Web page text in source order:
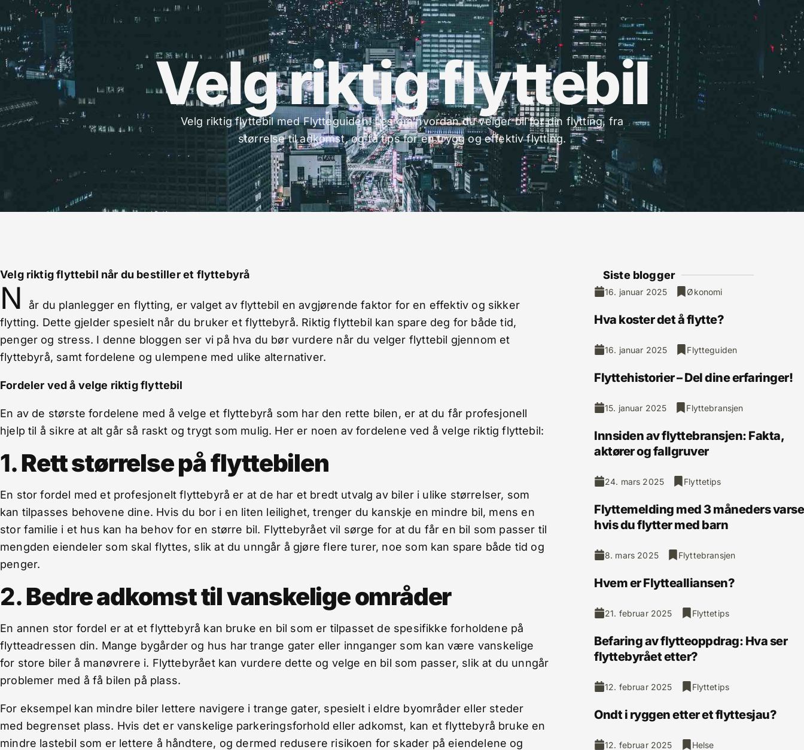
Velg riktig flyttebil
Velg riktig flyttebil med Flytteguiden! Les om hvordan du velger bil for din flytting, fra
størrelse til adkomst, og få tips for en trygg og effektiv flytting.
Velg riktig flyttebil når du bestiller et flyttebyrå
N
år du planlegger en flytting, er valget av flyttebil en avgjørende faktor for en effektiv og sikker
flytting. Dette gjelder spesielt når du bruker et flyttebyrå. Riktig flyttebil kan spare deg for både tid,
penger og stress. I denne bloggen ser vi på hva du bør vurdere når du velger flyttebil gjennom et
flyttebyrå, samt fordelene og ulempene med ulike alternativer.
Fordeler ved å velge riktig flyttebil
En av de største fordelene med å velge et flyttebyrå som har den rette bilen, er at du får profesjonell
hjelp til å sikre at alt går så raskt og trygt som mulig. Her er noen av fordelene ved å velge riktig flyttebil:
1.Rett størrelse på flyttebilen
En stor fordel med et profesjonelt flyttebyrå er at de har et bredt utvalg av biler i ulike størrelser, som
kan tilpasses behovene dine. Hvis du bor i en liten leilighet, trenger du kanskje en mindre bil, mens en
stor familie i et hus kan ha behov for en større bil. Flyttebyrået vil sørge for at du får en bil som passer til
mengden eiendeler som skal flyttes, slik at du unngår å gjøre flere turer, noe som kan spare både tid og
penger.
2.Bedre adkomst til vanskelige områder
En annen stor fordel er at et flyttebyrå kan bruke en bil som er tilpasset de spesifikke forholdene på
flytteadressen din. Mange bygårder og hus har trange gater eller innganger som kan være vanskelige
for store biler å manøvrere i. Flyttebyrået kan vurdere dette og velge en bil som passer, slik at du unngår
problemer med å få bilen på plass.
For eksempel kan mindre biler lettere navigere i trange gater, spesielt i eldre byområder eller steder
med begrenset plass. Hvis det er vanskelige parkeringsforhold eller adkomst, kan et flyttebyrå bruke en
mindre lastebil som er lettere å håndtere, og dermed redusere risikoen for skader på eiendelene og
Siste blogger
16. januar 2025 Økonomi
Hva koster det å flytte?
16. januar 2025 Flytteguiden
Flyttehistorier – Del dine erfaringer!
15. januar 2025 Flyttebransjen
Innsiden av flyttebransjen: Fakta,
aktører og fallgruver
24. mars 2025 Flyttetips
Flyttemelding med 3 måneders
hvis du flytter med barn
8. mars 2025 Flyttebransjen
Hvem er Flyttealliansen?
21. februar 2025 Flyttetips
Befaring av flytteoppdrag: Hva ser
flyttebyrået etter?
12. februar 2025 Flyttetips
Ondt i ryggen etter et flyttesjau?
12. februar 2025 Helse